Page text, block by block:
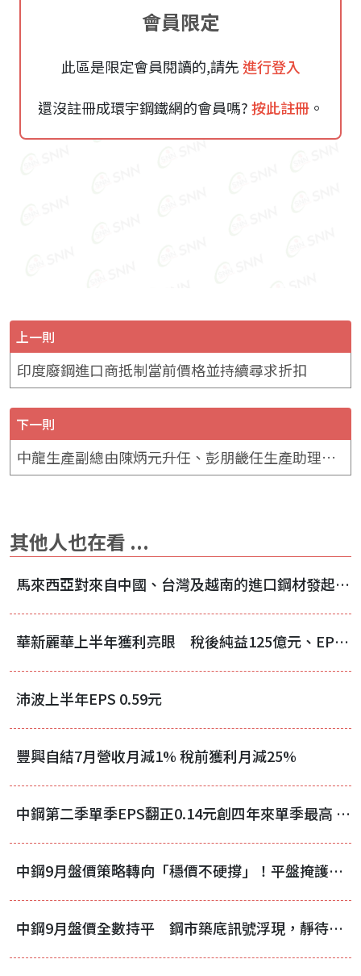
會員限定
此區是限定會員閱讀的,請先 進行登入
還沒註冊成環宇鋼鐵網的會員嗎?按此註冊。
上一則
印度廢鋼進口商抵制當前價格並持續尋求折扣
下一則
中龍生產副總由陳炳元升任、彭朋畿任生產助理副總
其他人也在看 ...
馬來西亞對來自中國、台灣及越南的進口鋼材發起反傾銷調查
華新麗華上半年獲利亮眼 稅後純益125億元、EPS 2.85元
沛波上半年EPS 0.59元
豐興自結7月營收月減1% 稅前獲利月減25%
中鋼第二季單季EPS翻正0.14元創四年來單季最高 唯上半年仍陷虧損
中鋼9月盤價策略轉向「穩價不硬撐」！平盤掩護下調整價差，實際跌幅收斂
中鋼9月盤價全數持平 鋼市築底訊號浮現，靜待下游補庫存啟動